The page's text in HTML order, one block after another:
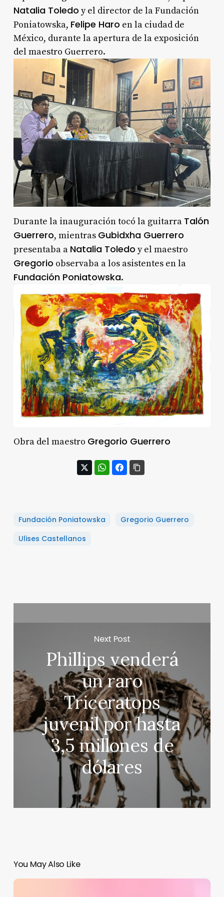
Natalia Toledo y el director de la Fundación
Poniatowska, Felipe Haro en la ciudad de
México, durante la apertura de la exposición
del maestro Guerrero.
Durante la inauguración tocó la guitarra Talón
Guerrero, mientras Gubidxha Guerrero
presentaba a Natalia Toledo y el maestro
Gregorio observaba a los asistentes en la
Fundación Poniatowska.
Obra del maestro Gregorio Guerrero
Fundación Poniatowska
Gregorio Guerrero
Ulises Castellanos
Next Post
Phillips venderá
un raro
Triceratops
juvenil por hasta
3,5 millones de
dólares
You May Also Like
Acusan